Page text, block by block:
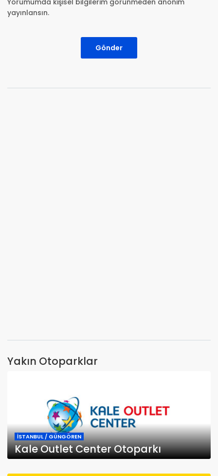
Yorumumda kişisel bilgilerim görünmeden anonim
yayınlansın.
Gönder
Yakın Otoparklar
İSTANBUL / GÜNGÖREN
Kale Outlet Center Otoparkı